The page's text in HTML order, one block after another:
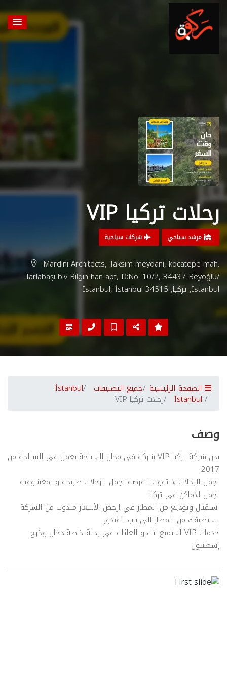
رحلات تركيا VIP
مرشد سياحي شركات سياحية
Mardini Architects, Taksim meydani, kocatepe mah.
Tarlabaşı blv Bilgin han apt, D:No: 10/2, 34437 Beyoğlu/
İstanbul, تركيا, Istanbul, İstanbul 34515
الصفحة الرئيسية جميع التصنيفات İstanbul
Istanbul رحلات تركيا VIP
وصف
نحن شركة تركيا VIP شركة في مجال السياحة نعمل في السياحة من
2017
اجمل الرحلات لا تفوت الفرصة اجمل الرحلات صبنجه والمعشوقية
اجمل الأماكن في تركيا
استقبال وتوديع من المطار في ارخص الأسعار مندوب من الشركة
يستضيفك من المطار الى باب الفندق
خدمات VIP استمتع انت و العائلة في رحلة خاصة دخال وخرج
إسطنبول